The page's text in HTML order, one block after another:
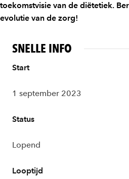
toekomstvisie van de diëtetiek.
evolutie van de zorg!
SNELLE INFO
Start
1 september 2023
Status
Lopend
Looptijd